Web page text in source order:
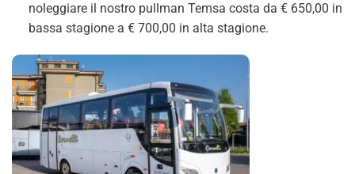
noleggiare il nostro pullman Temsa costa da € 650,00 in
bassa stagione a € 700,00 in alta stagione.